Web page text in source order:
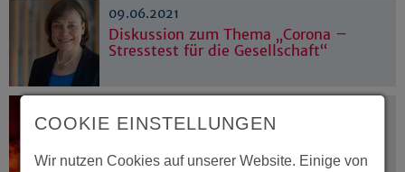
09.06.2021
Diskussion zum Thema „Corona –
Stresstest für die Gesellschaft“
Hilfe für Geflüchtete in Ruanda
COOKIE EINSTELLUNGEN
Wir nutzen Cookies auf unserer Website. Einige von